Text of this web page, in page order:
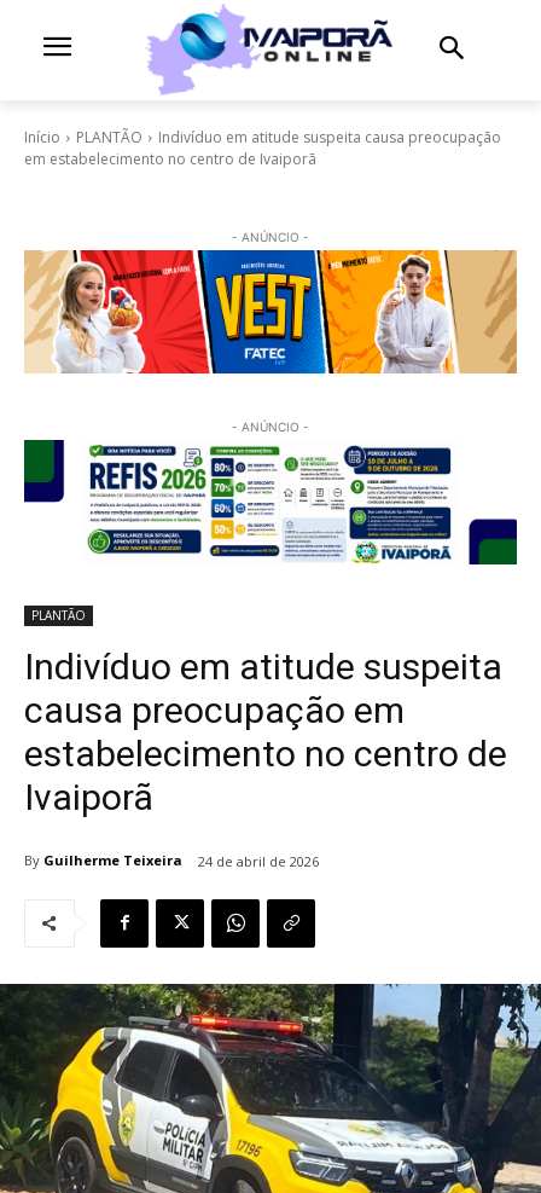
Início PLANTÃO
Indivíduo em atitude suspeita causa preocupação
em estabelecimento no centro de Ivaiporã
- ANÚNCIO -
- ANÚNCIO -
PLANTÃO
Indivíduo em atitude suspeita
causa preocupação em
estabelecimento no centro de
Ivaiporã
By Guilherme Teixeira 24 de abril de 2026